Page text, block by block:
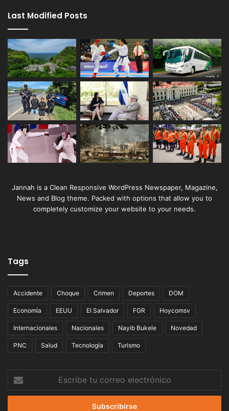
Last Modified Posts
Jannah is a Clean Responsive WordPress Newspaper, Magazine,
News and Blog theme. Packed with options that allow you to
completely customize your website to your needs.
Tags
Accidente Choque Crimen Deportes DOM
Economía EEUU El Salvador FGR Hoycomsv
Internacionales Nacionales Nayib Bukele Novedad
PNC Salud Tecnología Turismo
correo